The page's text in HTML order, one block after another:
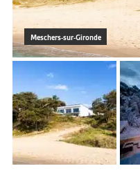
Meschers-sur-Gironde